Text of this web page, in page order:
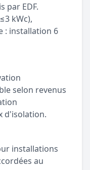
par EDF.
kWc),
: installation 6
selon revenus
d'isolation.
installations
au